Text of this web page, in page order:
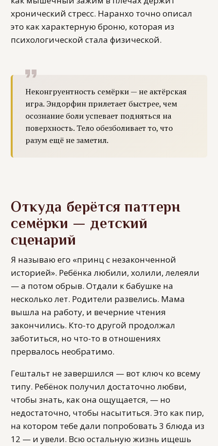
хронический стресс. Наранхо точно описал
это как характерную броню, которая из
психологической стала физической.
Неконгруентность семёрки — не актёрская
игра. Эндорфин прилетает быстрее, чем
осознание боли успевает подняться на
поверхность. Тело обезболивает то, что
разум ещё не заметил.
Откуда берётся паттерн
семёрки — детский
сценарий
Я называю его «принц с незаконченной
историей». Ребёнка любили, холили, лелеяли
— а потом обрыв. Отдали к бабушке на
несколько лет. Родители развелись. Мама
вышла на работу, и вечерние чтения
закончились. Кто-то другой продолжал
заботиться, но что-то в отношениях
прервалось необратимо.
Гештальт не завершился — вот ключ ко всему
типу. Ребёнок получил достаточно любви,
чтобы знать, как она ощущается, — но
недостаточно, чтобы насытиться. Это как пир,
на котором тебе дали попробовать 3 блюда из
12 — и увели. Всю остальную жизнь ищешь